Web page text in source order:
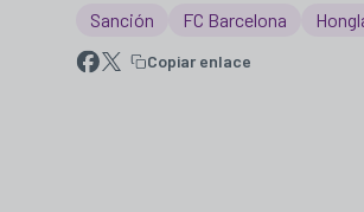
Sanción FC Barcelona
Copiar enlace